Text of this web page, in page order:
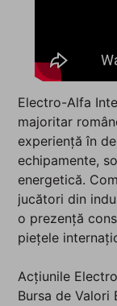
Electro-Alfa
majoritar
experiență în
echipamente,
energetică.
jucători din
o prezență
piețele
Acțiunile
Bursa de Valori